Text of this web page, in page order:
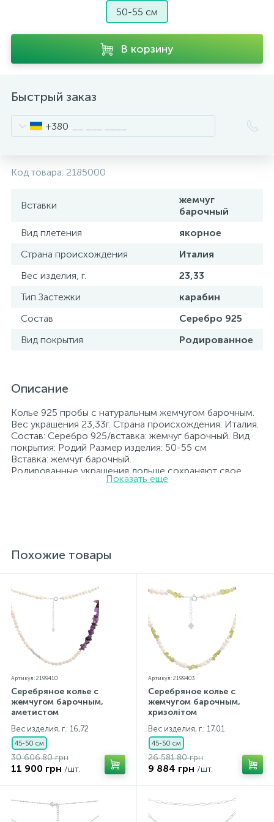
50-55 см
В корзину
Быстрый заказ
+380
Код товара: 2185000
Вставки
жемчуг
барочный
Вид плетения
якорное
Страна происхождения
Италия
Вес изделия, г.
23,33
Тип Застежки
карабин
Состав
Серебро 925
Вид покрытия
Родированное
Описание
Колье 925 пробы с натуральным жемчугом барочным.
Вес украшения 23,33г. Страна происхождения: Италия.
Состав: Серебро 925/вставка: жемчуг барочный. Вид
покрытия: Родий Размер изделия: 50-55 см
Вставка: жемчуг барочный.
Родированные украшения дольше сохраняют свое
первоначальное состояние, а именно цвет и блеск
прилагаются бирка с указанием всех
параметров.*Цвета изделий на сайте могут
особенностей цветопередачи экрана
Показать еще
Похожие товары
Артикул: 2199410
Серебряное колье с
жемчугом барочным,
аметистом
Вес изделия, г.: 16,72
45-50 см
30 606.80 грн
11 900 грн /шт.
Артикул: 2199403
Серебряное колье с
жемчугом барочным,
хризолітом
Вес изделия, г.: 17,01
45-50 см
26 581.80 грн
9 884 грн /шт.